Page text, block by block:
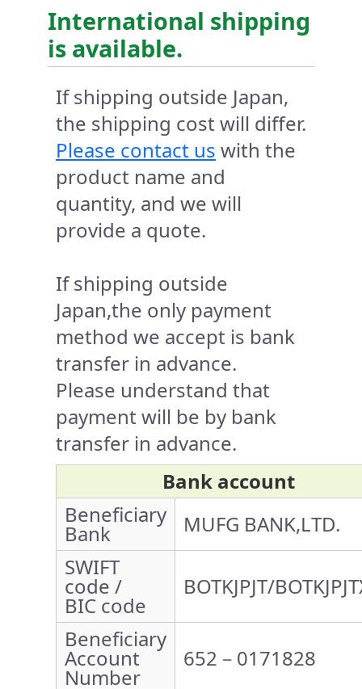
International shipping
is available.
If shipping outside Japan,
the shipping cost will differ.
Please contact us with the
product name and
quantity, and we will
provide a quote.
If shipping outside
Japan,the only payment
method we accept is bank
transfer in advance.
Please understand that
payment will be by bank
transfer in advance.
Bank account
Beneficiary
Bank
MUFG BANK,LTD.
SWIFT
code /
BIC code
BOTKJPJT/
Beneficiary
Account
Number
652－0171828